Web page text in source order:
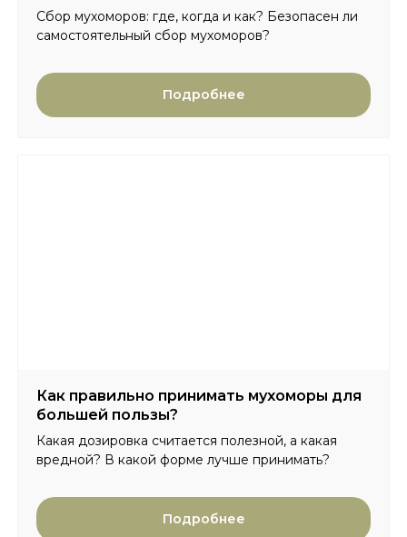
Сбор мухоморов: где, когда и как? Безопасен ли
самостоятельный сбор мухоморов?
Подробнее
Как правильно принимать мухоморы для
большей пользы?
Какая дозировка считается полезной, а какая
вредной? В какой форме лучше принимать?
Подробнее